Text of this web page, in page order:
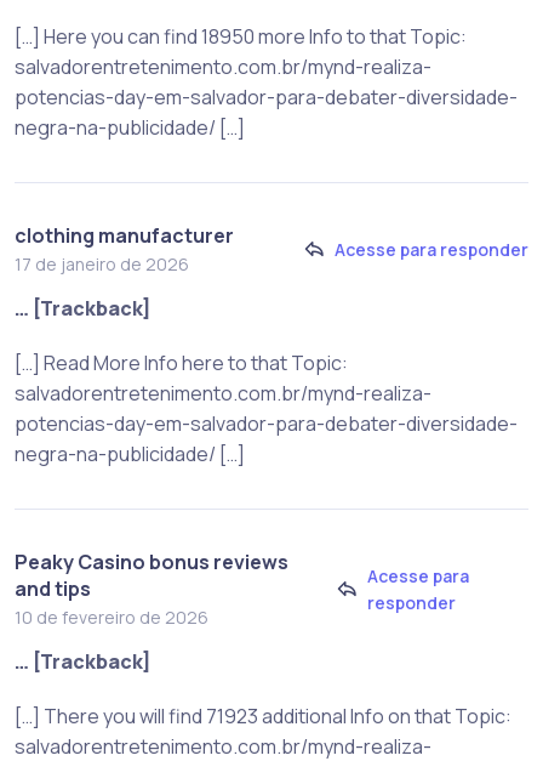
[…] Here you can find 18950 more Info to that Topic:
salvadorentretenimento.com.br/mynd-realiza-
potencias-day-em-salvador-para-debater-diversidade-
negra-na-publicidade/ […]
clothing manufacturer
17 de janeiro de 2026
Acesse para responder
… [Trackback]
[…] Read More Info here to that Topic:
salvadorentretenimento.com.br/mynd-realiza-
potencias-day-em-salvador-para-debater-diversidade-
negra-na-publicidade/ […]
Peaky Casino bonus reviews
and tips
10 de fevereiro de 2026
Acesse para
responder
… [Trackback]
[…] There you will find 71923 additional Info on that Topic:
salvadorentretenimento.com.br/mynd-realiza-